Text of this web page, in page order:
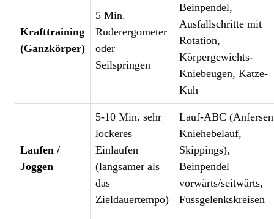
Krafttraining
(Ganzkörper)
5 Min.
Ruderergometer
oder
Seilspringen
Beinpendel,
Ausfallschritte mit
Rotation,
Körpergewichts-
Kniebeugen, Katze-
Kuh
Laufen /
Joggen
5-10 Min. sehr
lockeres
Einlaufen
(langsamer als
das
Zieldauertempo)
Lauf-ABC
Kniehebelauf,
Skippings),
Beinpendel
vorwärts/seitwärts,
Fussgelenkskreisen